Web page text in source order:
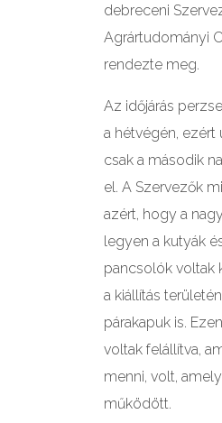
debreceni
Agrártudományi
rendezte meg.
Az időjárás
a hétvégén,
csak a második
el. A Szervezők
azért, hogy a
legyen a kutyák
pancsolók voltak
a kiállítás
párakapuk is.
voltak felállítva,
menni, volt,
működött.